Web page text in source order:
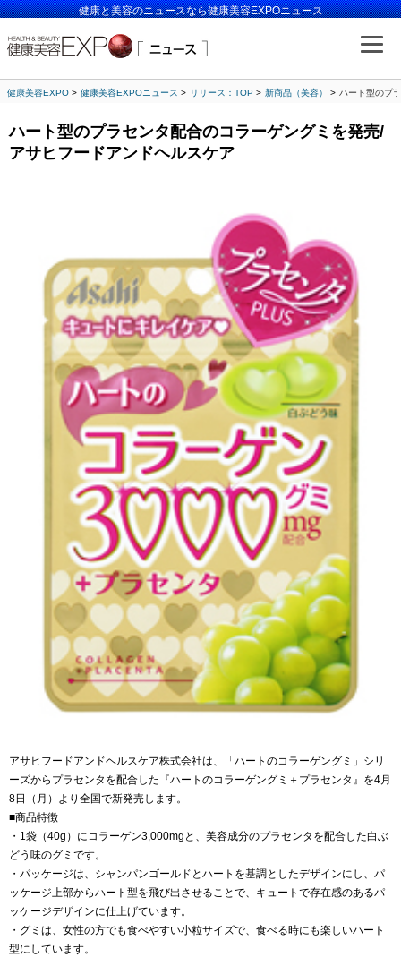
健康と美容のニュースなら健康美容EXPOニュース
健康美容EXPO 健康美容EXPOニュース リリース：TOP 新商品（美容） ハート型のプ
ハート型のプラセンタ配合のコラーゲングミを発売/
アサヒフードアンドヘルスケア
アサヒフードアンドヘルスケア株式会社は、「ハートのコラーゲングミ」シリ
ーズからプラセンタを配合した『ハートのコラーゲングミ＋プラセンタ』を4月
8日（月）より全国で新発売します。
■商品特徴
・1袋（40g）にコラーゲン3,000mgと、美容成分のプラセンタを配合した白ぶ
どう味のグミです。
・パッケージは、シャンパンゴールドとハートを基調としたデザインにし、パ
ッケージ上部からハート型を飛び出させることで、キュートで存在感のあるパ
ッケージデザインに仕上げています。
・グミは、女性の方でも食べやすい小粒サイズで、食べる時にも楽しいハート
型にしています。